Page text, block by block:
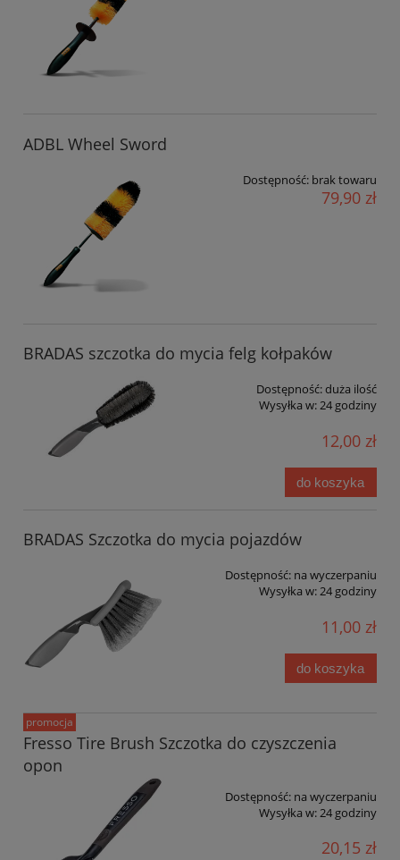
ADBL Wheel Sword
Dostępność: brak towaru
79,90 zł
BRADAS szczotka do mycia felg kołpaków
Dostępność:duża ilość
Wysyłka w:24 godziny
12,00 zł
do koszyka
BRADAS Szczotka do mycia pojazdów
Dostępność: na wyczerpaniu
Wysyłka w:24 godziny
11,00 zł
do koszyka
Fresso Tire Brush Szczotka do czyszczenia
opon
Dostępność: na wyczerpaniu
Wysyłka w: 24 godziny
20,15 zł
promocja